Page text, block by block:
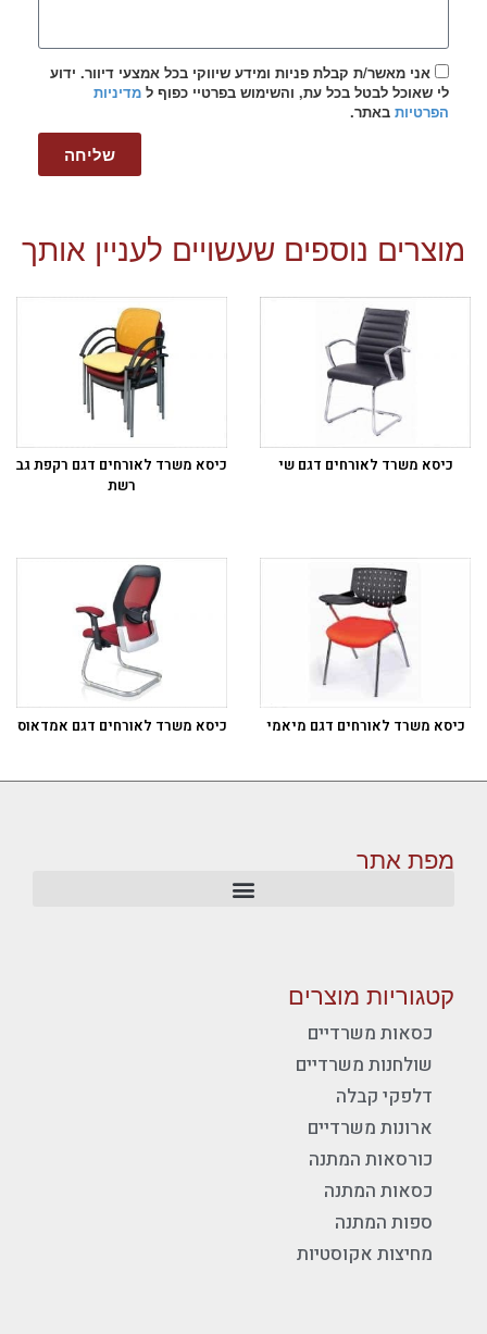
אני מאשר/ת קבלת פניות ומידע שיווקי בכל אמצעי דיוור. ידוע
לי שאוכל לבטל בכל עת, והשימוש בפרטיי כפוף ל מדיניות
הפרטיות באתר.
שליחה
מוצרים נוספים שעשויים לעניין אותך
כיסא משרד לאורחים דגם שי
כיסא משרד לאורחים דגם רקפת גב
רשת
כיסא משרד לאורחים דגם מיאמי כיסא משרד לאורחים דגם אמדאוס
מפת אתר
קטגוריות מוצרים
כסאות משרדיים
שולחנות משרדיים
דלפקי קבלה
ארונות משרדיים
כורסאות המתנה
כסאות המתנה
ספות המתנה
מחיצות אקוסטיות